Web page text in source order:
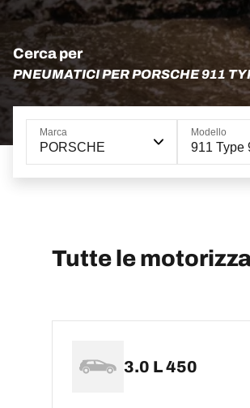
Cerca per
PNEUMATICI PER PORSCHE 911
Marca
PORSCHE
Modello
911 Type
Tutte le
3.0 L 450